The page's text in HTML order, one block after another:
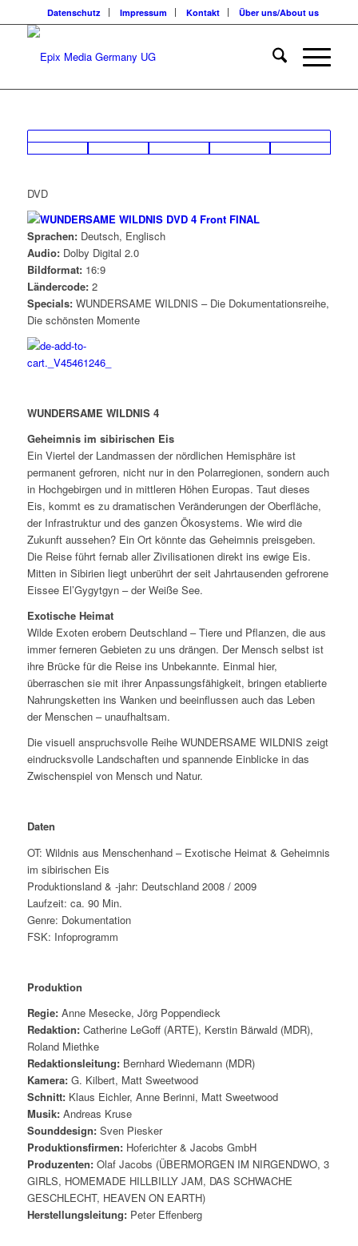
Datenschutz Impressum Kontakt Über uns/About us
DVD
Sprachen: Deutsch, Englisch
Audio:Dolby Digital 2.0
Bildformat:16:9
Ländercode: 2
Specials: WUNDERSAME WILDNIS – Die Dokumentationsreihe,
Die schönsten Momente
WUNDERSAME WILDNIS 4
Geheimnis im sibirischen Eis
Ein Viertel der Landmassen der nördlichen Hemisphäre ist
permanent gefroren, nicht nur in den Polarregionen, sondern auch
in Hochgebirgen und in mittleren Höhen Europas. Taut dieses
Eis, kommt es zu dramatischen Veränderungen der Oberfläche,
der Infrastruktur und des ganzen Ökosystems. Wie wird die
Zukunft aussehen? Ein Ort könnte das Geheimnis preisgeben.
Die Reise führt fernab aller Zivilisationen direkt ins ewige Eis.
Mitten in Sibirien liegt unberührt der seit Jahrtausenden gefrorene
Eissee El’Gygytgyn – der Weiße See.
Exotische Heimat
Wilde Exoten erobern Deutschland – Tiere und Pflanzen, die aus
immer ferneren Gebieten zu uns drängen. Der Mensch selbst ist
ihre Brücke für die Reise ins Unbekannte. Einmal hier,
überraschen sie mit ihrer Anpassungsfähigkeit, bringen etablierte
Nahrungsketten ins Wanken und beeinflussen auch das Leben
der Menschen – unaufhaltsam.
Die visuell anspruchsvolle Reihe WUNDERSAME WILDNIS zeigt
eindrucksvolle Landschaften und spannende Einblicke in das
Zwischenspiel von Mensch und Natur.
Daten
OT: Wildnis aus Menschenhand – Exotische Heimat & Geheimnis
im sibirischen Eis
Produktionsland & -jahr: Deutschland 2008 / 2009
Laufzeit: ca. 90 Min.
Genre: Dokumentation
FSK: Infoprogramm
Produktion
Regie: Anne Mesecke, Jörg Poppendieck
Redaktion: Catherine LeGoff (ARTE), Kerstin Bärwald (MDR),
Roland Miethke
Redaktionsleitung:Bernhard Wiedemann (MDR)
Kamera: G. Kilbert, Matt Sweetwood
Schnitt: Klaus Eichler, Anne Berinni, Matt Sweetwood
Musik:Andreas Kruse
Sounddesign:Sven Piesker
Produktionsfirmen: Hoferichter & Jacobs GmbH
Produzenten: Olaf Jacobs (ÜBERMORGEN IM NIRGENDWO, 3
GIRLS, HOMEMADE HILLBILLY JAM, DAS SCHWACHE
GESCHLECHT, HEAVEN ON EARTH)
Herstellungsleitung: Peter Effenberg